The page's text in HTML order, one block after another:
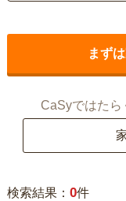
まず
CaSyではたら
検索結果： 0件